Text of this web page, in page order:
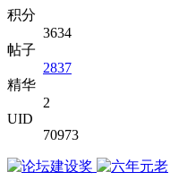
积分
3634
帖子
2837
精华
2
UID
70973